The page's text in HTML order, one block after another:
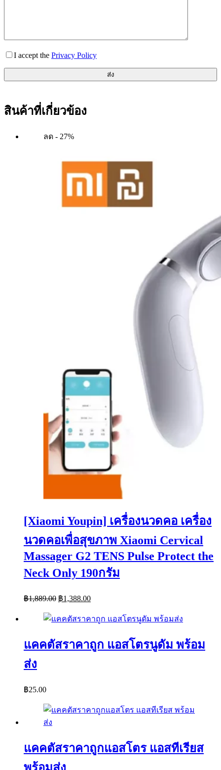
I accept the Privacy Policy
ส่ง
สินค้าที่เกี่ยวข้อง
ลด - 27%
[Xiaomi Youpin] เครื่องนวดคอ เครื่อง
นวดคอเพื่อสุขภาพ Xiaomi Cervical
Massager G2 TENS Pulse Protect the
Neck Only 190กรัม
฿1,889.00 Original
price
was:
฿1,889.00.
฿1,388.00Current
price
฿1,388.00.
แคคตัสราคาถูก แอสโตรนูดัม พร้อม
ส่ง
฿25.00
แคคตัสราคาถูกแอสโตร แอสทีเรียส
พร้อมส่ง